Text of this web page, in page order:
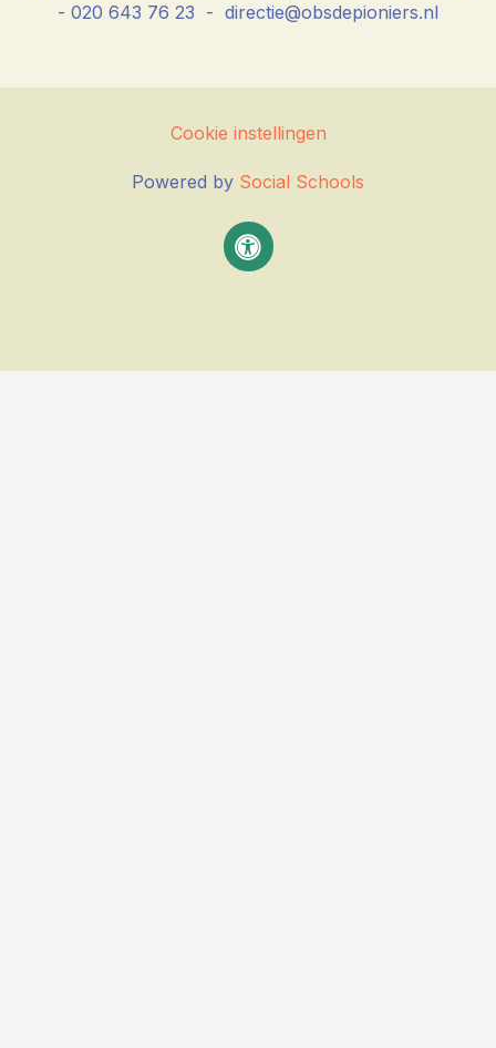
- 020 643 76 23 - directie@obsdepioniers.nl
Cookie instellingen
Powered by Social Schools